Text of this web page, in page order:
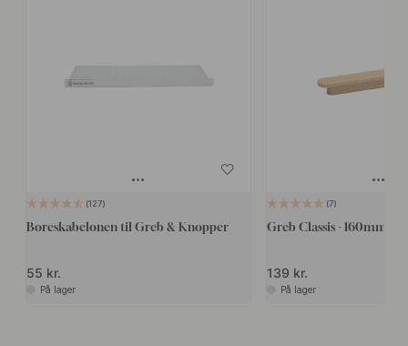
127
Boreskabelonen til Greb & Knopper
55 kr.
På lager
7
Greb Classis - 160mm -
139 kr.
På lager